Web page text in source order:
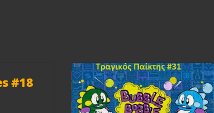
#18